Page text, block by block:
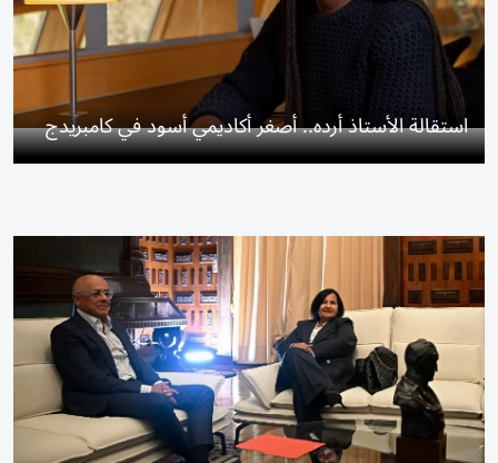
استقالة الأستاذ أرده.. أصغر أكاديمي أسود في كامبريدج